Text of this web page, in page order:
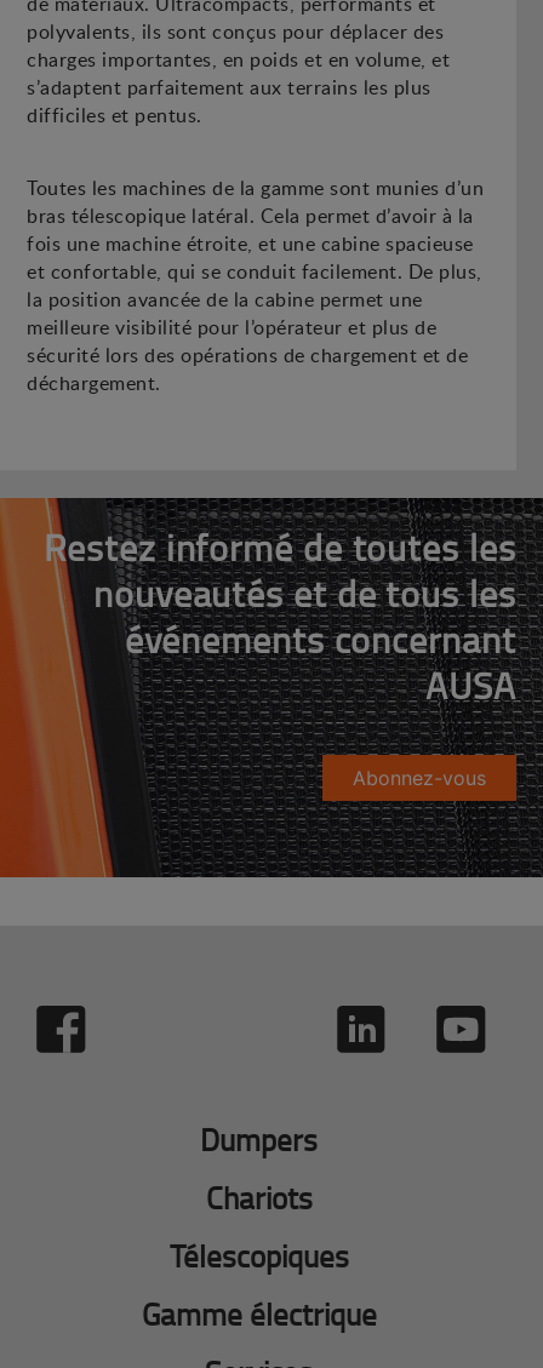
polyvalents, ils sont conçus pour déplacer des
charges importantes, en poids et en volume, et
s’adaptent parfaitement aux terrains les plus
difficiles et pentus.
Toutes les machines de la gamme sont munies d’un
bras télescopique latéral. Cela permet d’avoir à la
fois une machine étroite, et une cabine spacieuse
et confortable, qui se conduit facilement. De plus,
la position avancée de la cabine permet une
meilleure visibilité pour l’opérateur et plus de
sécurité lors des opérations de chargement et de
déchargement.
Restez informé de toutes les
nouveautés et de tous les
événements concernant
AUSA
Abonnez-vous
Dumpers
Chariots
Télescopiques
Gamme électrique